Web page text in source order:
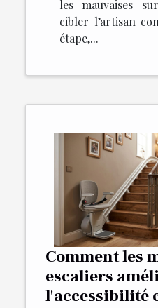
les mauvaises
cibler l’artisan
étape,...
Comment les
escaliers
l'accessibilité